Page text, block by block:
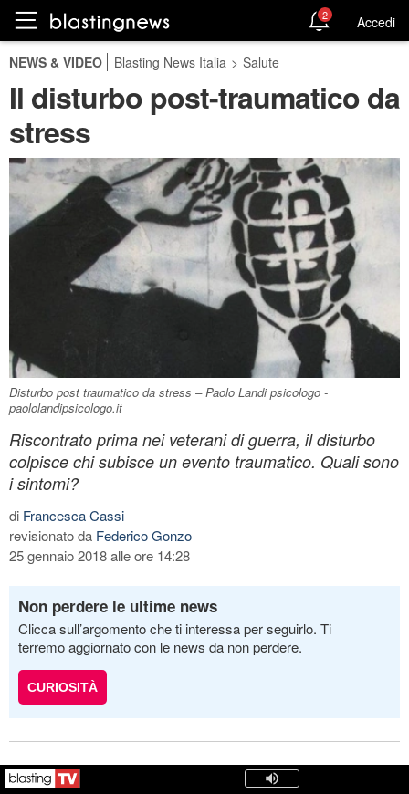
2 Accedi
NEWS & VIDEO Blasting News Italia > Salute
Il disturbo post-traumatico da
stress
Disturbo post traumatico da stress – Paolo Landi psicologo -
paololandipsicologo.it
Riscontrato prima nei veterani di guerra, il disturbo
colpisce chi subisce un evento traumatico. Quali sono
i sintomi?
di Francesca Cassi
revisionato da Federico Gonzo
25 gennaio 2018 alle ore 14:28
Non perdere le ultime news
Clicca sull’argomento che ti interessa per seguirlo. Ti
terremo aggiornato con le news da non perdere.
CURIOSITÀ